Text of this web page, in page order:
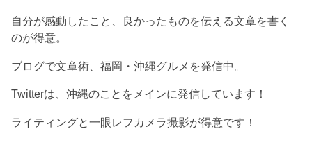
自分が感動したこと、良かったものを伝える文章を書く
のが得意。
ブログで文章術、福岡・沖縄グルメを発信中。
Twitterは、沖縄のことをメインに発信しています！
ライティングと一眼レフカメラ撮影が得意です！